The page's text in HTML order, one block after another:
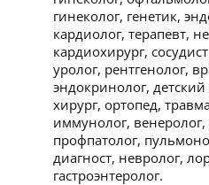
гинеколог, генетик,
кардиолог, терапевт,
кардиохирург,
уролог, рентгенолог,
эндокринолог,
хирург, ортопед,
иммунолог, венеролог,
профпатолог,
диагност, невролог,
гастроэнтеролог.